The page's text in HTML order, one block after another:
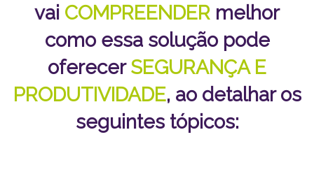
vai COMPREENDER melhor
como essa solução pode
oferecerSEGURANÇA E
PRODUTIVIDADE, ao detalhar os
seguintes tópicos: